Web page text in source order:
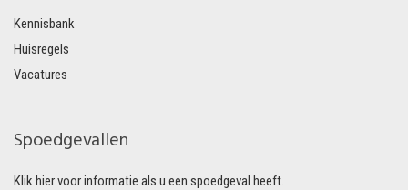
Kennisbank
Huisregels
Vacatures
Spoedgevallen
Klik hier voor informatie als u een spoedgeval heeft.